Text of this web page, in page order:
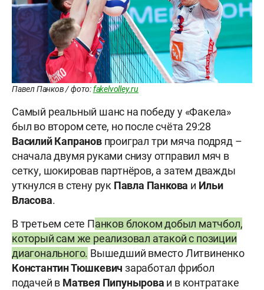
Павел Панков / фото:fakelvolley.ru
Самый реальный шанс на победу у «Факела»
был во втором сете, но после счёта 29:28
Василий Капрановпроиграл три мяча подряд –
сначала двумя руками снизу отправил мяч в
сетку, шокировав партнёров, а затем дважды
уткнулся в стену рук Павла Панкова и Ильи
Власова.
В третьем сете Панков блоком добыл матчбол,
который сам же реализовал атакой с позиции
диагонального. Вышедший вместо Литвиненко
Константин Тюшкевич заработал фрибол
подачей в Матвея Пипунырова и в контратаке